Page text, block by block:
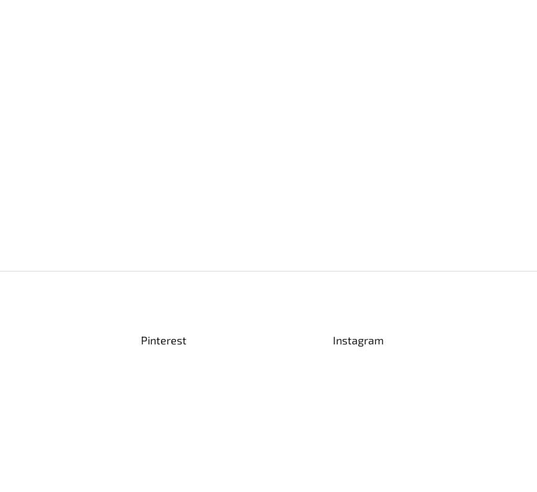
Pinterest Instagram